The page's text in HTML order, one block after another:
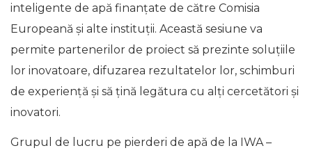
inteligente de apă finanțate de către Comisia
Europeană și alte instituții. Această sesiune va
permite partenerilor de proiect să prezinte soluțiile
lor inovatoare, difuzarea rezultatelor lor, schimburi
de experiență și să țină legătura cu alți cercetători și
inovatori.
Grupul de lucru pe pierderi de apă de la IWA –